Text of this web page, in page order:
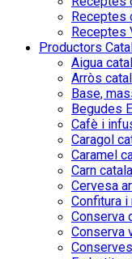
Receptes
Receptes
Productors
Aigua
Arròs
Base,
Begudes
Cafè i
Caragol
Caramel
Carn
Cervesa
Confitura i
Conserva
Conserva